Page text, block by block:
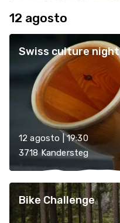
12 agosto
Swiss culture night
12 agosto | 19:30
3718 Kandersteg
Bike Challenge